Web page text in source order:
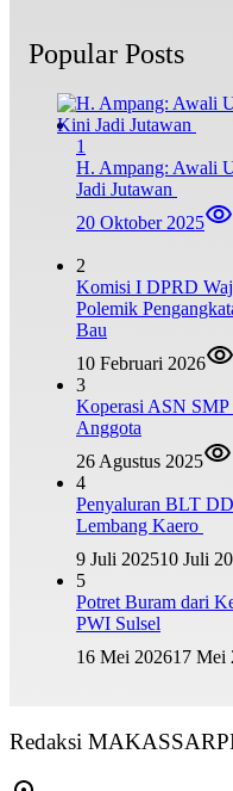
Popular Posts
1
H. Ampang: Awali
Jadi Jutawan
20 Oktober 2025
2
Komisi I DPRD
Polemik
Bau
10 Februari 2026
3
Koperasi ASN SMP
Anggota
26 Agustus 2025
4
Penyaluran BLT
Lembang Kaero
9 Juli 202510 Juli
5
Potret Buram dari
PWI Sulsel
16 Mei 202617 Mei
Redaksi